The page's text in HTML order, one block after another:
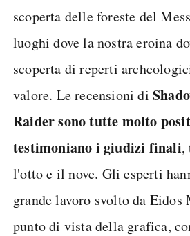
scoperta delle foreste del
luoghi dove la nostra eroina
scoperta di reperti
valore. Le recensioni di
Raider sono tutte molto
testimoniano i giudizi finali,
l'otto e il nove. Gli esperti
grande lavoro svolto da
punto di vista della grafica,